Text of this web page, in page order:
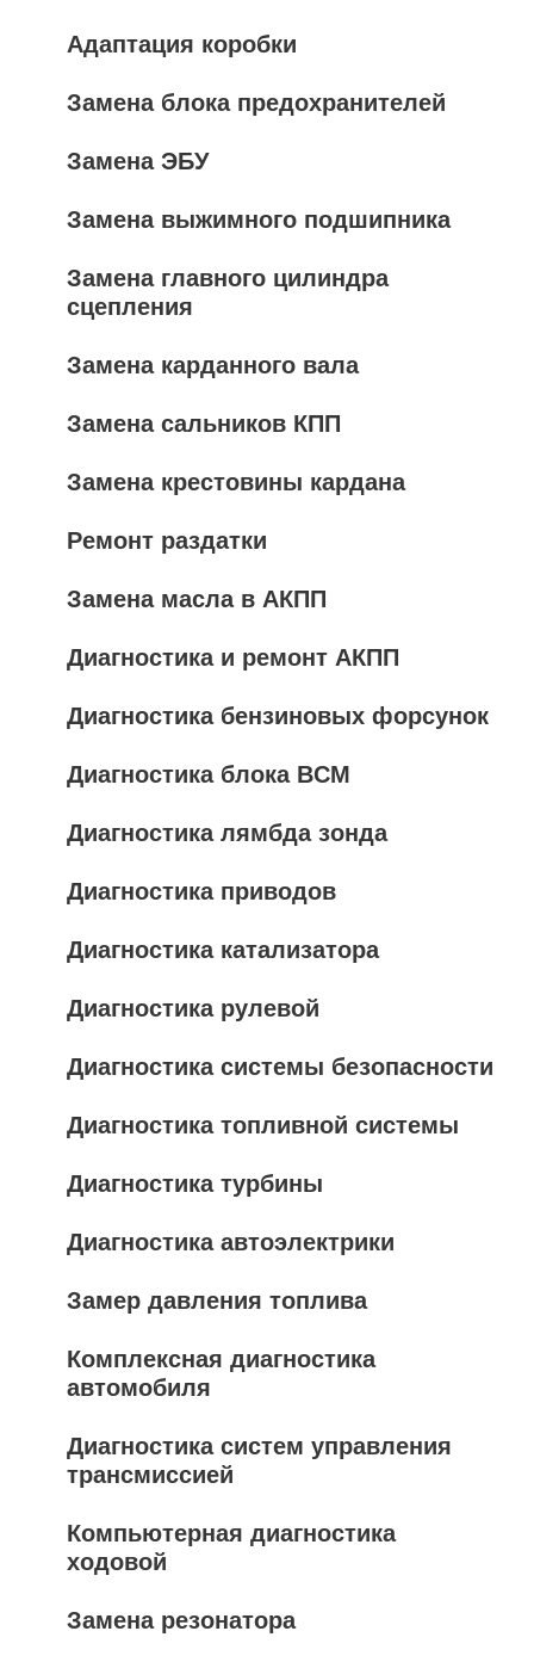
Адаптация коробки
Замена блока предохранителей
Замена ЭБУ
Замена выжимного подшипника
Замена главного цилиндра
сцепления
Замена карданного вала
Замена сальников КПП
Замена крестовины кардана
Ремонт раздатки
Замена масла в АКПП
Диагностика и ремонт АКПП
Диагностика бензиновых форсунок
Диагностика блока BCM
Диагностика лямбда зонда
Диагностика приводов
Диагностика катализатора
Диагностика рулевой
Диагностика системы безопасности
Диагностика топливной системы
Диагностика турбины
Диагностика автоэлектрики
Замер давления топлива
Комплексная диагностика
автомобиля
Диагностика систем управления
трансмиссией
Компьютерная диагностика
ходовой
Замена резонатора